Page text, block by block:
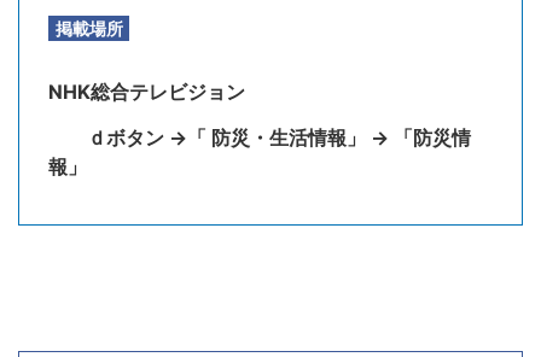
掲載場所
NHK総合テレビジョン
ｄボタン →「 防災・生活情報」 → 「防災情
報」